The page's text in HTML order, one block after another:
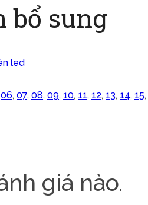
bổ sung
led
06, 07, 08, 09, 10, 11, 12, 13, 14, 15,
giá nào.